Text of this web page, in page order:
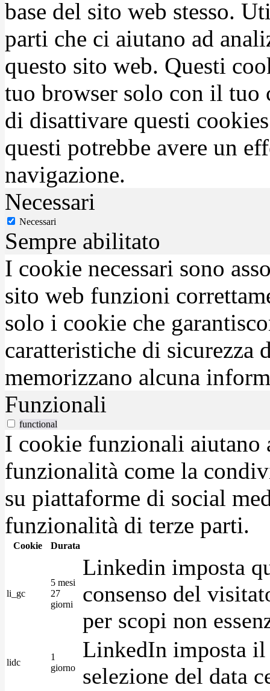
base del sito web stesso.
parti che ci aiutano ad
questo sito web. Questi
tuo browser solo con il tuo
di disattivare questi
questi potrebbe avere un
navigazione.
Necessari
Necessari
Sempre abilitato
I cookie necessari sono
sito web funzioni
solo i cookie che
caratteristiche di sicurezza
memorizzano alcuna
Funzionali
functional
I cookie funzionali aiutano
funzionalità come la
su piattaforme di social
funzionalità di terze parti.
Cookie Durata
li_gc
5 mesi
27
giorni
Linkedin imposta
consenso del
per scopi non
lidc
1
giorno
LinkedIn imposta
selezione del data